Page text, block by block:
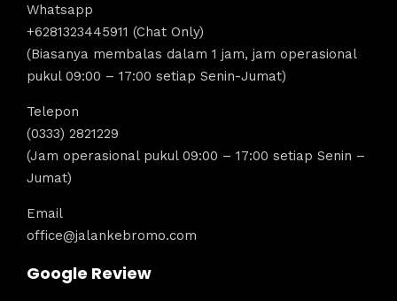
Whatsapp
+6281323445911 (Chat Only)
(Biasanya membalas dalam 1 jam, jam operasional
pukul 09:00 – 17:00 setiap Senin-Jumat)
Telepon
(0333) 2821229
(Jam operasional pukul 09:00 – 17:00 setiap Senin –
Jumat)
Email
office@jalankebromo.com
Google Review